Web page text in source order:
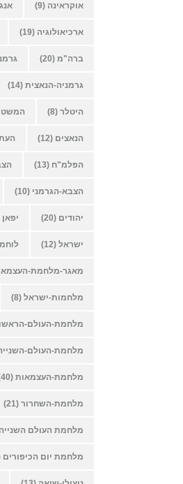
אוקראינה (9)
ארכיאולוגיה (19)
ברה"מ (20)
גרמניה-הנאצית (14)
היטלר (8)
הנאצים (12)
הפלמ"ח (13)
הצבא-הגרמני (10)
יהודים (20) יפאן
ישראל (12)
מאגר-מלחמת-
מלחמות-ישראל (8)
מלחמת-העולם-
מלחמת-העולם-
מלחמת-העצמאות (40)
מלחמת-השחרור (21)
מלחמת העולם
מלחמת יום הכיפורים